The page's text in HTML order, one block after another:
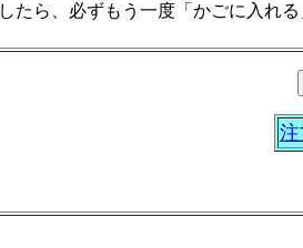
たら、必ずもう一度「かごに入れ